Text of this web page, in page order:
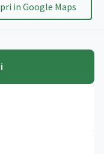
in Google Maps